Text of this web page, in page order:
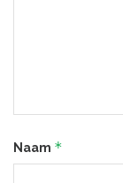
Naam *